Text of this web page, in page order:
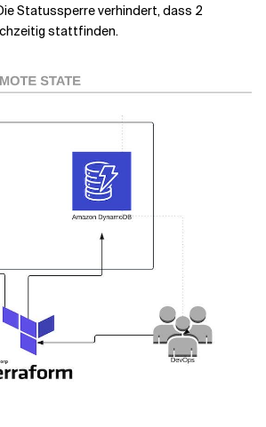
Statussperre verhindert, dass 2
stattfinden.